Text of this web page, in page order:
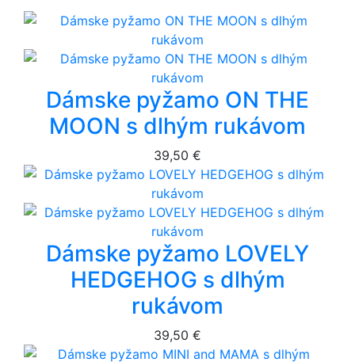
Dámske pyžamo ON THE
MOON s dlhým rukávom
39,50 €
Dámske pyžamo LOVELY
HEDGEHOG s dlhým
rukávom
39,50 €